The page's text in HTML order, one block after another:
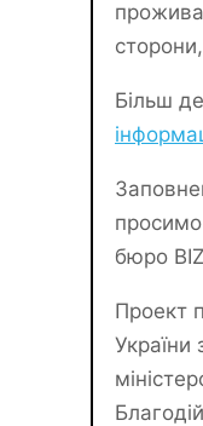
Більш
просимо
бюро
Проект
України